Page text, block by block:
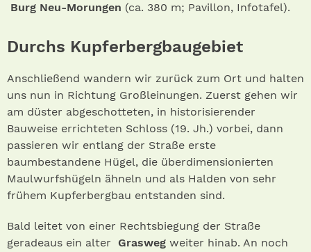
Burg Neu-Morungen (ca. 380 m; Pavillon, Infotafel).
Durchs Kupferbergbaugebiet
Anschließend wandern wir zurück zum Ort und halten
uns nun in Richtung Großleinungen. Zuerst gehen wir
am düster abgeschotteten, in historisierender
Bauweise errichteten Schloss (19. Jh.) vorbei, dann
passieren wir entlang der Straße erste
baumbestandene Hügel, die überdimensionierten
Maulwurfshügeln ähneln und als Halden von sehr
frühem Kupferbergbau entstanden sind.
Bald leitet von einer Rechtsbiegung der Straße
geradeaus ein alter Grasweg weiter hinab. An noch